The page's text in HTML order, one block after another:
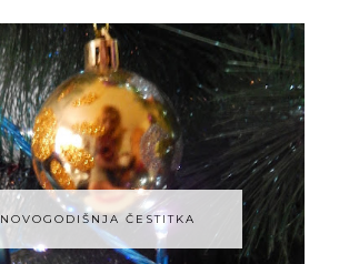
NOVOGODIŠNJA ČESTITKA